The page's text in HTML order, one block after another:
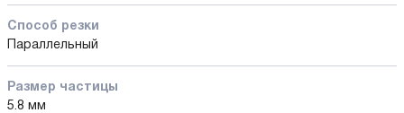
Способ резки
Параллельный
Размер частицы
5.8 мм